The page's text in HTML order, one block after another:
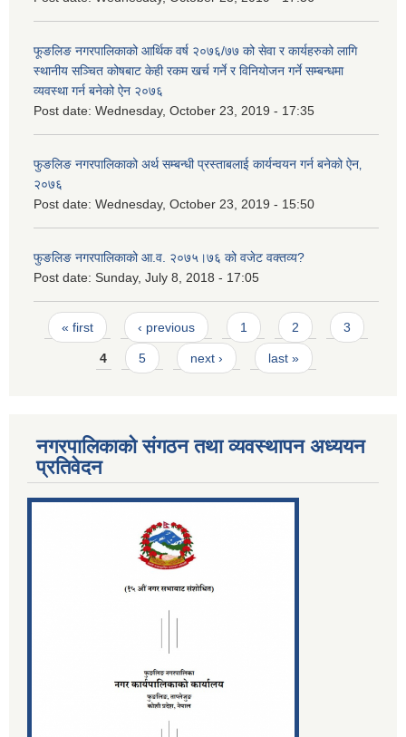
फूङलिङ नगरपालिकाको आर्थिक वर्ष २०७६/७७ को सेवा र कार्यहरुको लागि
स्थानीय सञ्चित कोषबाट केही रकम खर्च गर्ने र विनियोजन गर्ने सम्बन्धमा
व्यवस्था गर्न बनेको ऐन २०७६
Post date: Wednesday, October 23, 2019 - 17:35
फुङलिङ नगरपालिकाको अर्थ सम्बन्धी प्रस्ताबलाई कार्यन्वयन गर्न बनेको ऐन‚
२०७६
Post date: Wednesday, October 23, 2019 - 15:50
फुङलिङ नगरपालिकाको आ.व. २०७५।७६ को वजेट वक्तव्य?
Post date: Sunday, July 8, 2018 - 17:05
Pages
« first ‹ previous 1 2 3
4 5 next › last »
नगरपालिकाको संगठन तथा व्यवस्थापन अध्ययन
प्रतिवेदन